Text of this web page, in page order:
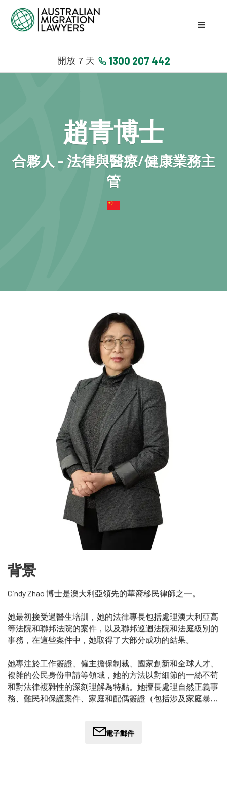
開放 7 天 1300 207 442
趙青博士
合夥人 - 法律與醫療/健康業務主
管
背景
Cindy Zhao 博士是澳大利亞領先的華裔移民律師之一。
她最初接受過醫生培訓，她的法律專長包括處理澳大利亞高
等法院和聯邦法院的案件，以及聯邦巡迴法院和法庭級別的
事務，在這些案件中，她取得了大部分成功的結果。
她專注於工作簽證、僱主擔保制裁、國家創新和全球人才、
複雜的公民身份申請等領域，她的方法以對細節的一絲不苟
和對法律複雜性的深刻理解為特點。她擅長處理自然正義事
務、難民和保護案件、家庭和配偶簽證（包括涉及家庭暴力
法庭案情審查和司法審查。 電子郵件